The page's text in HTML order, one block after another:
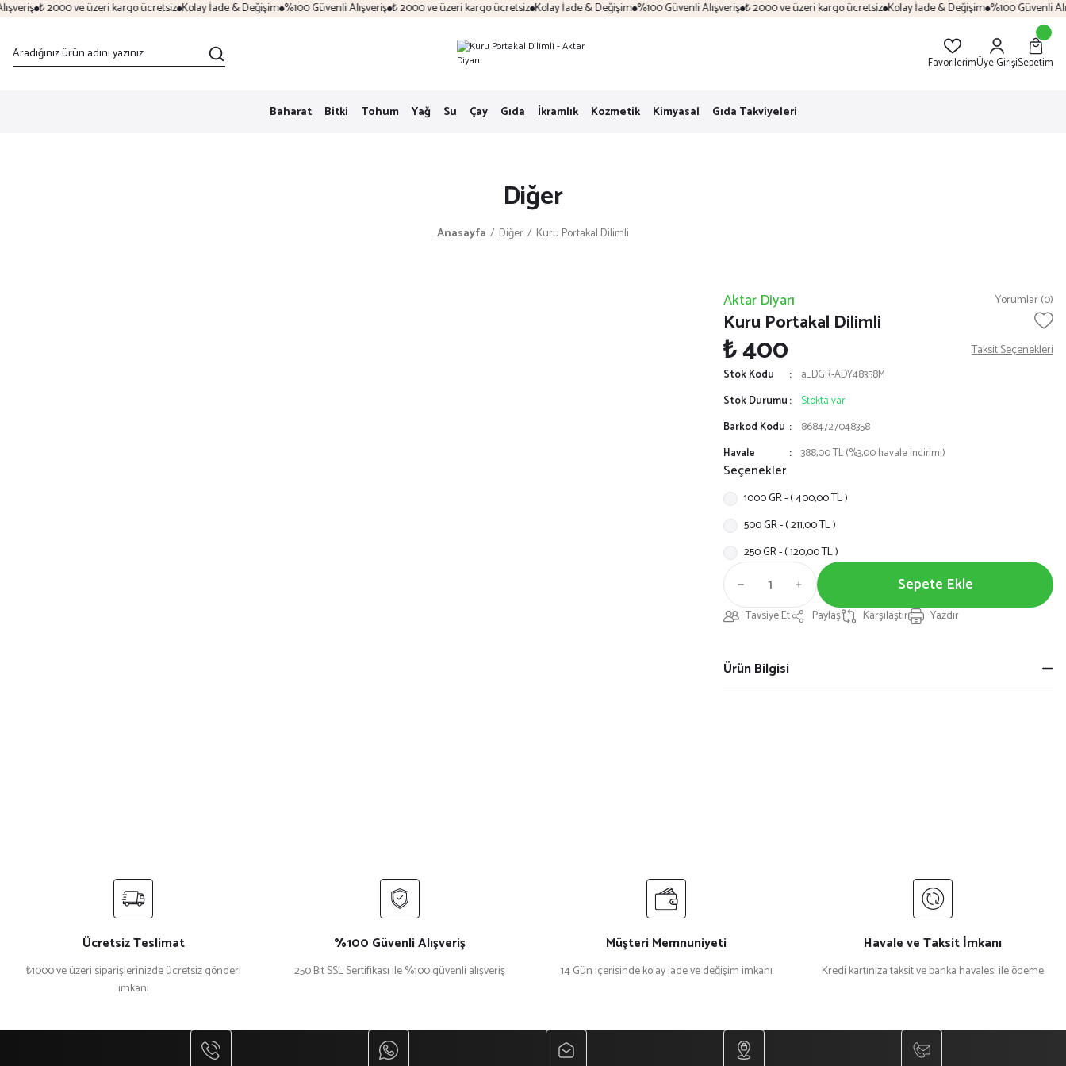
₺ 2000 ve üzeri kargo ücretsiz Kolay İade & Değişim %100 Güvenli Alışveriş ₺ 2000 ve üzeri kargo ücretsiz Kolay İade & Değişim %100 Güvenli Alışveriş ₺ 2000 ve üzeri kargo ücretsiz Kolay İade & Değişim %100 Güvenli
FavorilerimÜye GirişiSepetim
Baharat Bitki Tohum Yağ Su Çay Gıda İkramlık Kozmetik Kimyasal Gıda Takviyeleri
Diğer
Anasayfa Diğer Kuru Portakal Dilimli
Aktar Diyarı Yorumlar (0)
Kuru Portakal Dilimli
₺ 400 Taksit Seçenekleri
Stok Kodu
a_DGR-ADY48358M
Stok Durumu
Stokta var
Barkod Kodu
8684727048358
Havale
388,00 TL (%3,00 havale indirimi)
Seçenekler
1000 GR - ( 400,00 TL )
500 GR - ( 211,00 TL )
250 GR - ( 120,00 TL )
Sepete Ekle
Tavsiye Et Paylaş Karşılaştır Yazdır
Ürün Bilgisi
Ücretsiz Teslimat
₺1000 ve üzeri siparişlerinizde ücretsiz gönderi
imkanı
%100 Güvenli Alışveriş
250 Bit SSL Sertifikası ile %100 güvenli alışveriş
Müşteri Memnuniyeti
14 Gün içerisinde kolay iade ve değişim imkanı
Havale ve Taksit İmkanı
Kredi kartınıza taksit ve banka havalesi ile ödeme